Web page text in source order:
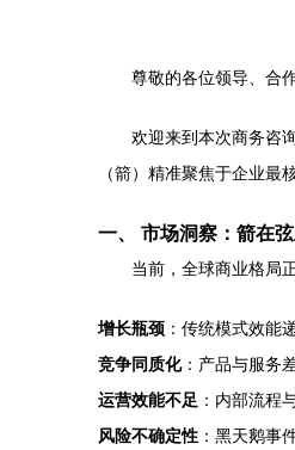
尊敬的各位领导、合
欢迎来到本次商务咨
（箭）精准聚焦于企业最
一、 市场洞察：箭在
当前，全球商业格局
增长瓶颈 ：传统模式效能
竞争同质化：产品与服务
运营效能不足 ：内部流程
风险不确定性 ：黑天鹅事